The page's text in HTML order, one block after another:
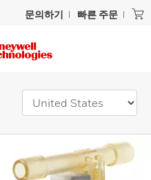
문의하기 빠른 주문